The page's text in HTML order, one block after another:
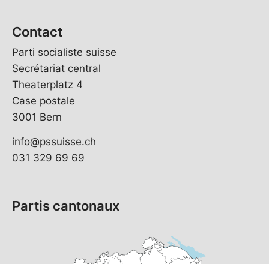
Contact
Parti socialiste suisse
Secrétariat central
Theaterplatz 4
Case postale
3001 Bern
info@pssuisse.ch
031 329 69 69
Partis cantonaux